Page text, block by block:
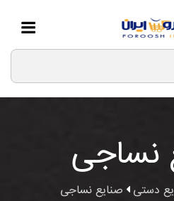
نساجی
دستی صنایع نساجی